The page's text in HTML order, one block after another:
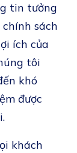
tin tưởng
sách
ích của
tôi
khó
được
khách